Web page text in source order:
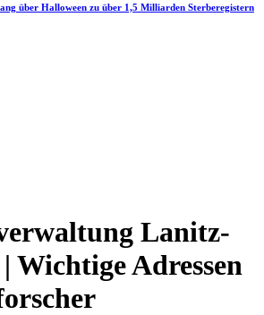
über Halloween zu über 1,5 Milliarden Sterberegistern
Lanitz-
Wichtige Adressen